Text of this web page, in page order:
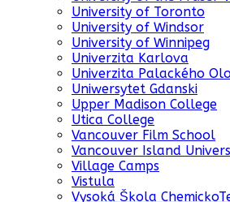
University of Toronto
University of Windsor
University of Winnipeg
Univerzita Karlova
Univerzita Palackého
Uniwersytet Gdanski
Upper Madison College
Utica College
Vancouver Film School
Vancouver Island
Village Camps
Vistula
Vysoká Škola